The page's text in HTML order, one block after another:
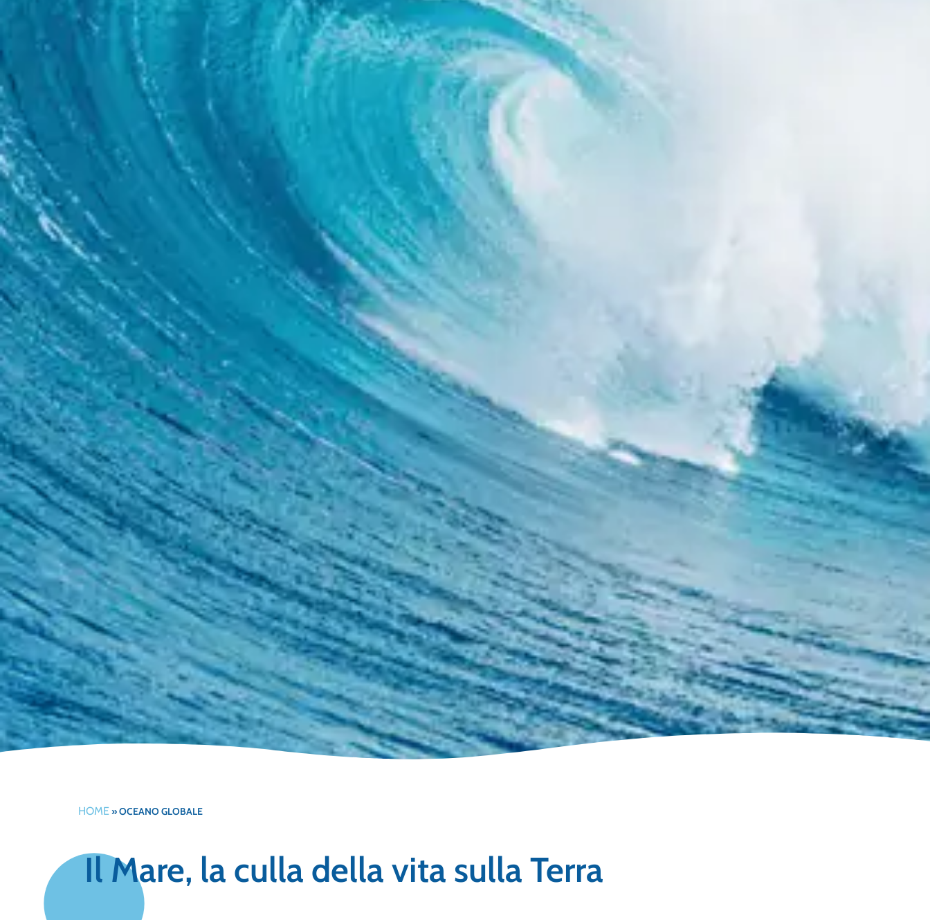
HOME»OCEANO GLOBALE
Il Mare, la culla della vita sulla Terra